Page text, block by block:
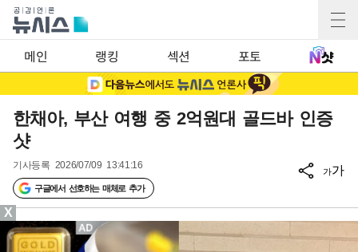
메인 랭킹 섹션 포토
한채아, 부산 여행 중 2억원대 골드바 인증
샷
기사등록 2026/07/09 13:41:16
구글에서 선호하는 매체로 추가
가가
X